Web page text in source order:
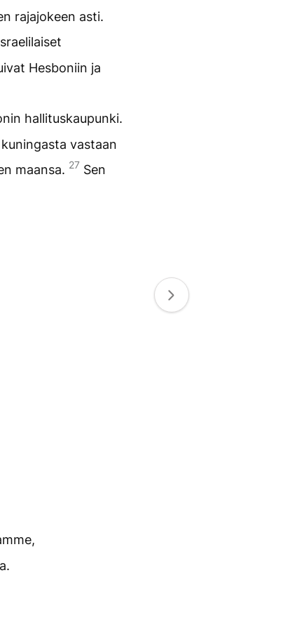
rajajokeen asti.
Hesboniin ja
hallituskaupunki.
vastaan
maansa. 27 Sen